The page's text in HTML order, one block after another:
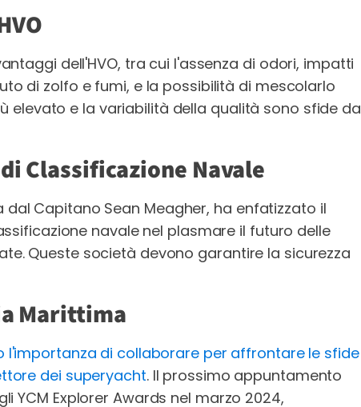
dell'HVO, tra cui l'assenza di odori, impatti
di zolfo e fumi, e la possibilità di mescolarlo
elevato e la variabilità della qualità sono sfide da
Classificazione Navale
Capitano Sean Meagher, ha enfatizzato il
navale nel plasmare il futuro delle
Queste società devono garantire la sicurezza
Marittima
l'importanza di collaborare per affrontare le sfide
dei superyacht. Il prossimo appuntamento
YCM Explorer Awards nel marzo 2024,